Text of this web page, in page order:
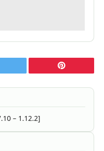
Pinterest
– 1.12.2]